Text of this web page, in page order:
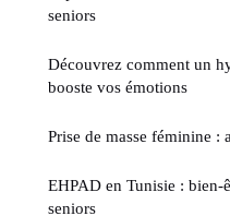
seniors
Découvrez comment un
booste vos émotions
Prise de masse féminine
EHPAD en Tunisie : bien-
seniors